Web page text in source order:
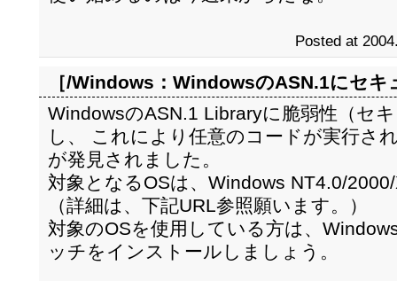
Posted at
［/Windows： WindowsのASN.1にセキ
WindowsのASN.1 Libraryに脆弱性（セ
し、 これにより任意のコードが実行さ
が発見されました。
対象となるOSは、Windows NT4.0/
（詳細は、下記URL参照願います。）
対象のOSを使用している方は、
ッチをインストールしましょう。